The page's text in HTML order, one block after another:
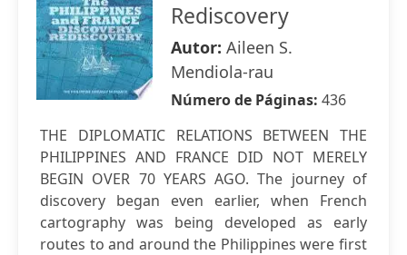
Rediscovery
Autor: Aileen S.
Mendiola-rau
Número de Páginas: 436
THE DIPLOMATIC RELATIONS BETWEEN THE
PHILIPPINES AND FRANCE DID NOT MERELY
BEGIN OVER 70 YEARS AGO. The journey of
discovery began even earlier, when French
cartography was being developed as early
routes to and around the Philippines were first